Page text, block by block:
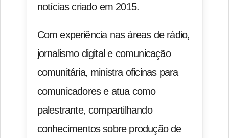
notícias criado em 2015.
Com experiência nas áreas de rádio,
jornalismo digital e comunicação
comunitária, ministra oficinas para
comunicadores e atua como
palestrante, compartilhando
conhecimentos sobre produção de